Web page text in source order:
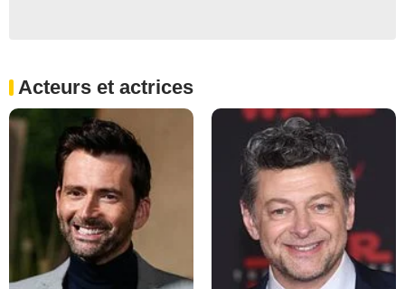
Acteurs et actrices